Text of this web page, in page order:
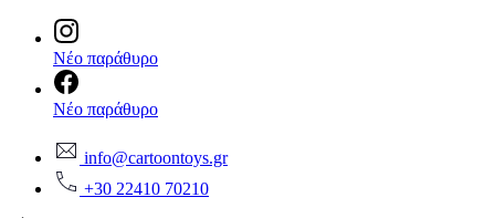
Νέο παράθυρο
Νέο παράθυρο
info@cartoontoys.gr
+30 22410 70210